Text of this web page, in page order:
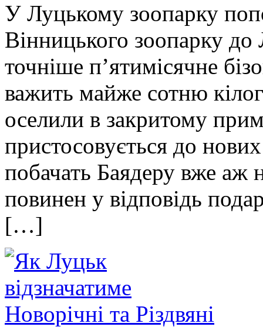
У Луцькому зоопарку
Вінницького зоопарку до
точніше п’ятимісячне
важить майже сотню
оселили в закритому
пристосовується до
побачать Баядеру вже аж
повинен у відповідь
[…]